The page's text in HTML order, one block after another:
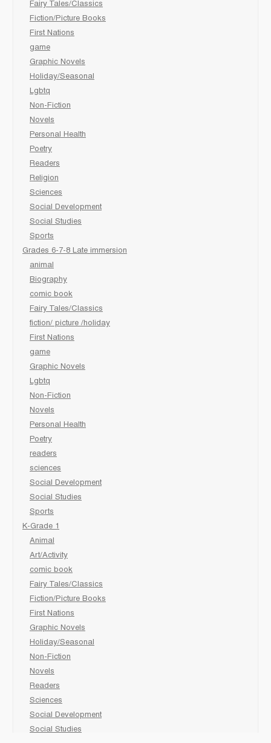
Fairy Tales/Classics
Fiction/Picture Books
First Nations
game
Graphic Novels
Holiday/Seasonal
Lgbtq
Non-Fiction
Novels
Personal Health
Poetry
Readers
Religion
Sciences
Social Development
Social Studies
Sports
Grades 6-7-8 Late immersion
animal
Biography
comic book
Fairy Tales/Classics
fiction/ picture /holiday
First Nations
game
Graphic Novels
Lgbtq
Non-Fiction
Novels
Personal Health
Poetry
readers
sciences
Social Development
Social Studies
Sports
K-Grade 1
Animal
Art/Activity
comic book
Fairy Tales/Classics
Fiction/Picture Books
First Nations
Graphic Novels
Holiday/Seasonal
Non-Fiction
Novels
Readers
Sciences
Social Development
Social Studies